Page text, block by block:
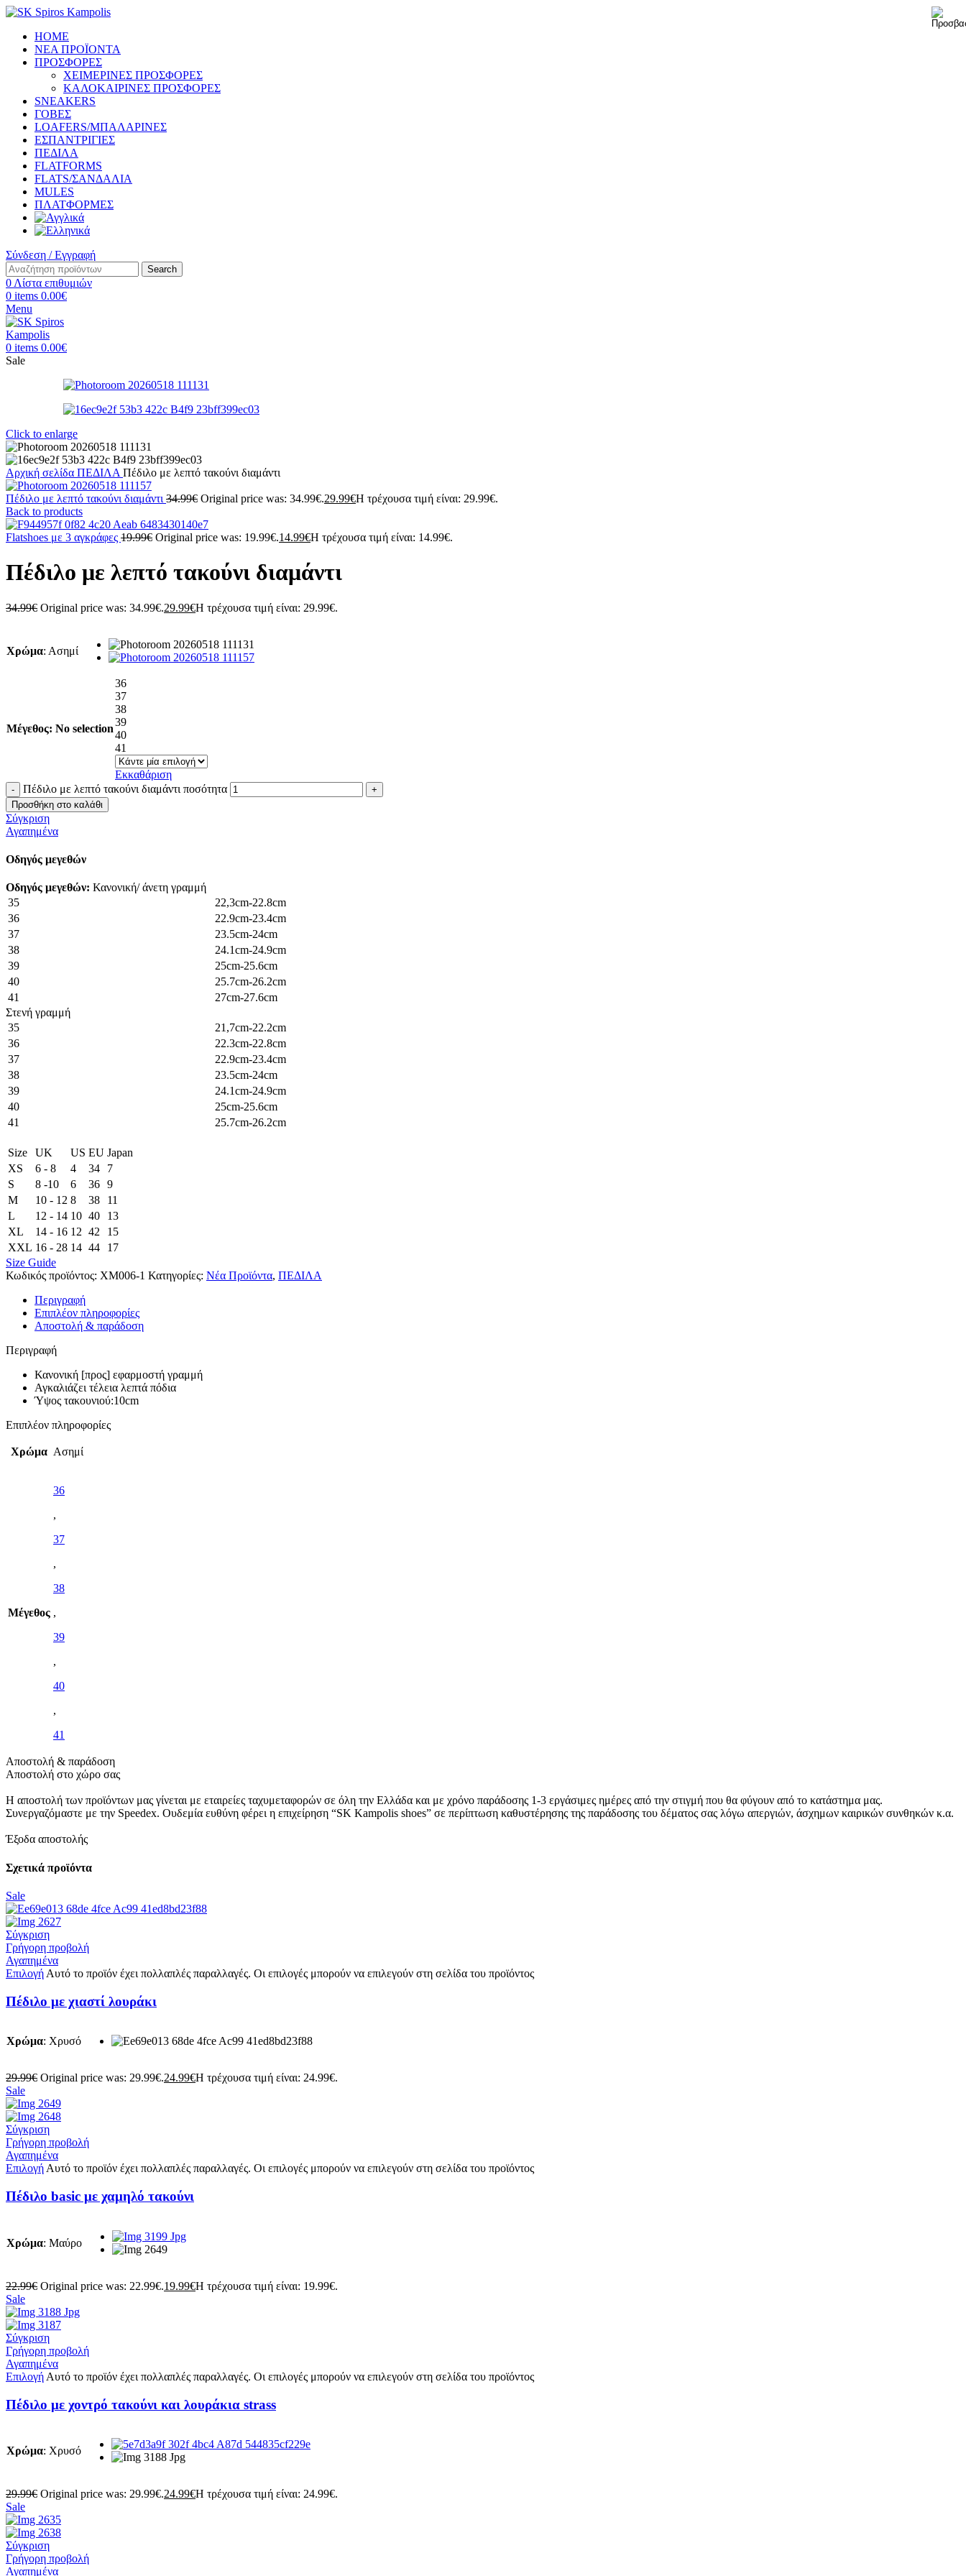
HOME
ΝΕΑ ΠΡΟΪΟΝΤΑ
ΠΡΟΣΦΟΡΕΣ
ΧΕΙΜΕΡΙΝΕΣ ΠΡΟΣΦΟΡΕΣ
ΚΑΛΟΚΑΙΡΙΝΕΣ ΠΡΟΣΦΟΡΕΣ
SNEAKERS
ΓΟΒΕΣ
LOAFERS/ΜΠΑΛΑΡΙΝΕΣ
ΕΣΠΑΝΤΡΙΓΙΕΣ
ΠΕΔΙΛΑ
FLATFORMS
FLATS/ΣΑΝΔΑΛΙΑ
MULES
ΠΛΑΤΦΟΡΜΕΣ
Σύνδεση / Εγγραφή
Search
0 Λίστα επιθυμιών
0 items 0.00€
Menu
0 items 0.00€
Sale
Click to enlarge
Αρχική σελίδα ΠΕΔΙΛΑ Πέδιλο με λεπτό τακούνι διαμάντι
Πέδιλο με λεπτό τακούνι διαμάντι 34.99€ Original price was: 34.99€.29.99€Η τρέχουσα τιμή είναι: 29.99€.
Back to products
Flatshoes με 3 αγκράφες 19.99€ Original price was: 19.99€.14.99€Η τρέχουσα τιμή είναι: 14.99€.
Πέδιλο με λεπτό τακούνι διαμάντι
34.99€ Original price was: 34.99€.29.99€Η τρέχουσα τιμή είναι: 29.99€.
Χρώμα: Ασημί
Μέγεθος: No selection
36
37
38
39
40
41
Εκκαθάριση
Πέδιλο με λεπτό τακούνι διαμάντι ποσότητα
Προσθήκη στο καλάθι
Σύγκριση
Αγαπημένα
Οδηγός μεγεθών
Οδηγός μεγεθών: Κανονική/ άνετη γραμμή
35
22,3cm-22.8cm
36
22.9cm-23.4cm
37
23.5cm-24cm
38
24.1cm-24.9cm
39
25cm-25.6cm
40
25.7cm-26.2cm
41
27cm-27.6cm
Στενή γραμμή
35
21,7cm-22.2cm
36
22.3cm-22.8cm
37
22.9cm-23.4cm
38
23.5cm-24cm
39
24.1cm-24.9cm
40
25cm-25.6cm
41
25.7cm-26.2cm
Size UK US EU Japan
XS
6 - 8 4 34
7
S
8 -10 6 36 9
M
10 - 12 8 38
11
L
12 - 14 10 40
13
XL
14 - 16 12 42
15
XXL 16 - 28 14 44
17
Size Guide
Κωδικός προϊόντος: XM006-1 Κατηγορίες: Νέα Προϊόντα, ΠΕΔΙΛΑ
Περιγραφή
Επιπλέον πληροφορίες
Αποστολή & παράδοση
Περιγραφή
Κανονική [προς] εφαρμοστή γραμμή
Αγκαλιάζει τέλεια λεπτά πόδια
Ύψος τακουνιού:10cm
Επιπλέον πληροφορίες
Χρώμα Ασημί
Μέγεθος
36
,
37
,
38
,
39
,
40
,
41
Αποστολή & παράδοση
Αποστολή στο χώρο σας
Η αποστολή των προϊόντων μας γίνεται με εταιρείες ταχυμεταφορών σε όλη την Ελλάδα και με χρόνο παράδοσης 1-3 εργάσιμες ημέρες από την στιγμή που θα φύγουν από το κατάστημα μας.
Συνεργαζόμαστε με την Speedex. Oυδεμία ευθύνη φέρει η επιχείρηση “SK Kampolis shoes” σε περίπτωση καθυστέρησης της παράδοσης του δέματος σας λόγω απεργιών, άσχημων καιρικών συνθηκών κ.α.
Έξοδα αποστολής
Σχετικά προϊόντα
Sale
Σύγκριση
Γρήγορη προβολή
Αγαπημένα
Επιλογή Αυτό το προϊόν έχει πολλαπλές παραλλαγές. Οι επιλογές μπορούν να επιλεγούν στη σελίδα του προϊόντος
Πέδιλο με χιαστί λουράκι
Χρώμα: Χρυσό
29.99€ Original price was: 29.99€.24.99€Η τρέχουσα τιμή είναι: 24.99€.
Sale
Σύγκριση
Γρήγορη προβολή
Αγαπημένα
Επιλογή Αυτό το προϊόν έχει πολλαπλές παραλλαγές. Οι επιλογές μπορούν να επιλεγούν στη σελίδα του προϊόντος
Πέδιλο basic με χαμηλό τακούνι
Χρώμα: Μαύρο
22.99€ Original price was: 22.99€.19.99€Η τρέχουσα τιμή είναι: 19.99€.
Sale
Σύγκριση
Γρήγορη προβολή
Αγαπημένα
Επιλογή Αυτό το προϊόν έχει πολλαπλές παραλλαγές. Οι επιλογές μπορούν να επιλεγούν στη σελίδα του προϊόντος
Πέδιλο με χοντρό τακούνι και λουράκια strass
Χρώμα: Χρυσό
29.99€ Original price was: 29.99€.24.99€Η τρέχουσα τιμή είναι: 24.99€.
Sale
Σύγκριση
Γρήγορη προβολή
Αγαπημένα